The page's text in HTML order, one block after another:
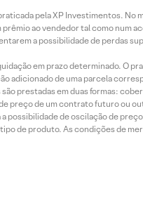
pela XP Investimentos. No
ao vendedor tal como num
a possibilidade de perdas
em prazo determinado. O
adicionado de uma parcela
prestadas em duas formas:
preço de um contrato futuro ou
possibilidade de oscilação de
de produto. As condições de